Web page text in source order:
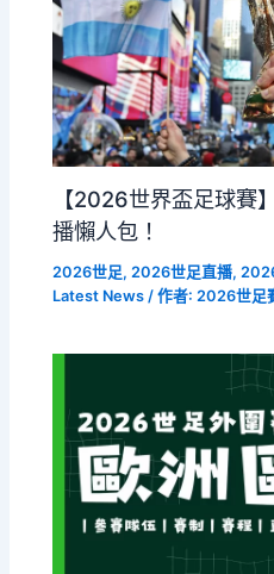
【2026世界盃足球賽
播懶人包！
2026世足,2026世足直播,
Latest News / 作者:2026世足